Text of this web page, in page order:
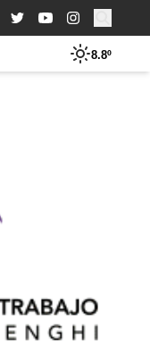
Buscar:
8.8º